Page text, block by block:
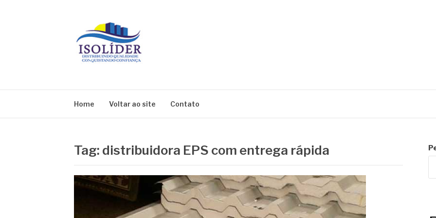
Home Voltar ao site Contato
Tag: distribuidora EPS com entrega rápida